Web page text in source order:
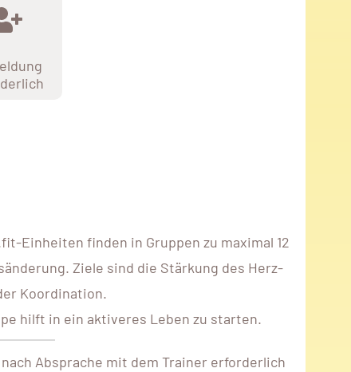
Einheiten finden in Gruppen zu maximal 12
Ziele sind die Stärkung des Herz-
Koordination.
hilft in ein aktiveres Leben zu starten.
Absprache mit dem Trainer erforderlich